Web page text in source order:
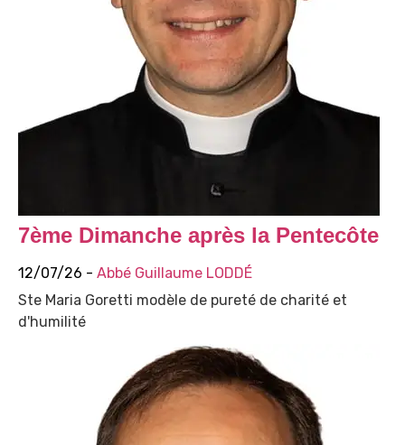
7ème Dimanche après la Pentecôte
12/07/26 - Abbé Guillaume LODDÉ
Ste Maria Goretti modèle de pureté de charité et
d'humilité